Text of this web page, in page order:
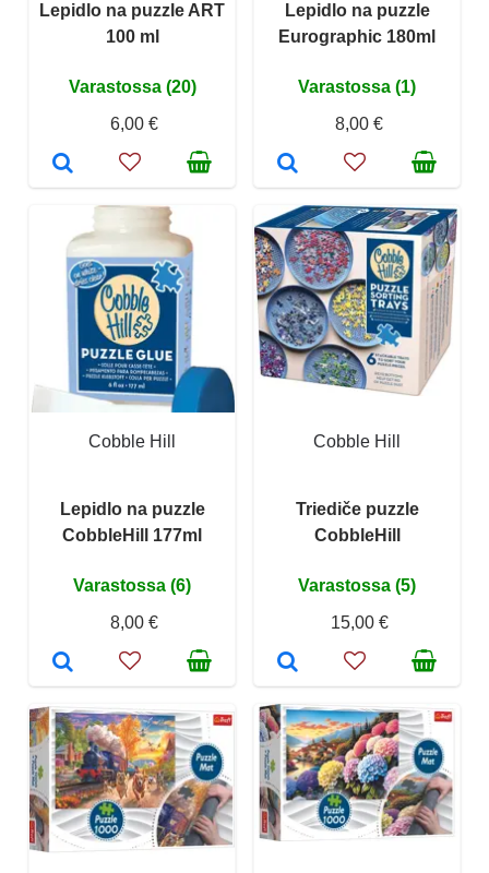
Lepidlo na puzzle ART
100 ml
Varastossa (20)
6,00 €
Lepidlo na puzzle
Eurographic 180ml
Varastossa (1)
8,00 €
Cobble Hill
Lepidlo na puzzle
CobbleHill 177ml
Varastossa (6)
8,00 €
Cobble Hill
Triediče puzzle
CobbleHill
Varastossa (5)
15,00 €